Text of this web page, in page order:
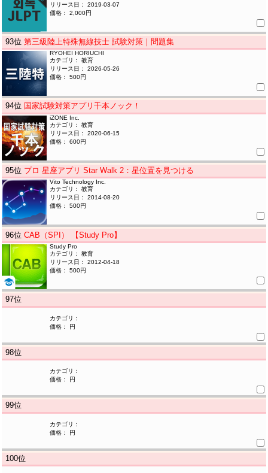
リリース日： 2019-03-07
価格： 2,000円
93位第三級陸上特殊無線技士 試験対策｜問題集
RYOHEI HORIUCHI
カテゴリ： 教育
リリース日： 2026-05-26
価格： 500円
94位 国家試験対策アプリ千本ノック！
iZONE Inc.
カテゴリ： 教育
リリース日： 2020-06-15
価格： 600円
95位 プロ 星座アプリ Star Walk 2：星位置を見つける
Vito Technology Inc.
カテゴリ： 教育
リリース日： 2014-08-20
価格： 500円
96位CAB（SPI） 【Study Pro】
Study Pro
カテゴリ： 教育
リリース日： 2012-04-18
価格： 500円
97位
カテゴリ：
価格： 円
98位
カテゴリ：
価格： 円
99位
カテゴリ：
価格： 円
100位